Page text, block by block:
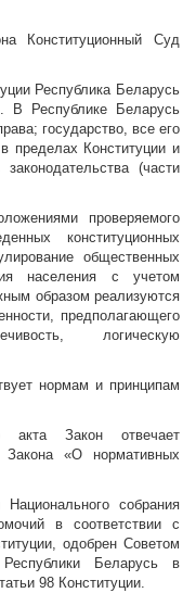
Конституционный Суд
Республика Беларусь
В Республике Беларусь
государство, все его
пределах Конституции и
(части
проверяемого
конституционных
общественных
населения с учетом
образом реализуются
предполагающего
логическую
нормам и принципам
акта Закон отвечает
Закона «О нормативных
собрания
в соответствии с
одобрен Советом
Республики Беларусь в
98 Конституции.